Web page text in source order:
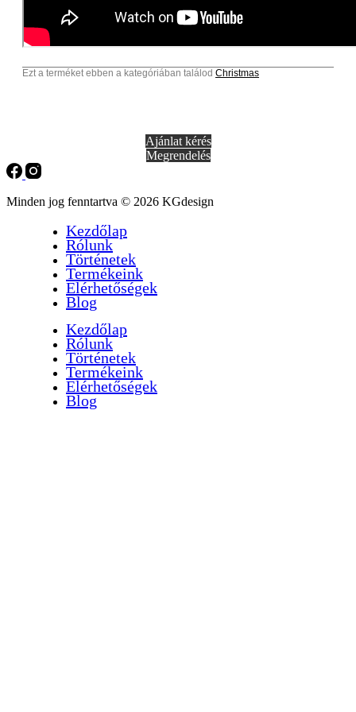
Ezt a terméket ebben a kategóriában találod Christmas
Ajánlat kérés
Megrendelés
Minden jog fenntartva © 2026 KGdesign
Kezdőlap
Rólunk
Történetek
Termékeink
Elérhetőségek
Blog
Kezdőlap
Rólunk
Történetek
Termékeink
Elérhetőségek
Blog